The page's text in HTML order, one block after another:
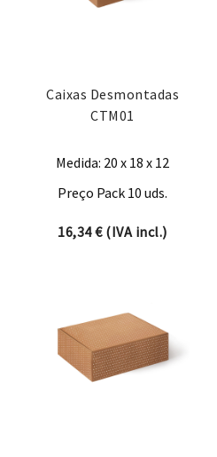
Caixas Desmontadas
CTM01
Medida: 20 x 18 x 12
Preço Pack 10 uds.
16,34€(IVA incl.)